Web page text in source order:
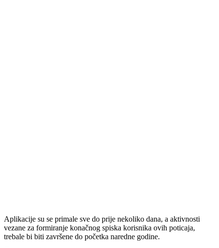
Aplikacije su se primale sve do prije nekoliko dana, a aktivnosti
vezane za formiranje konačnog spiska korisnika ovih poticaja,
trebale bi biti završene do početka naredne godine.